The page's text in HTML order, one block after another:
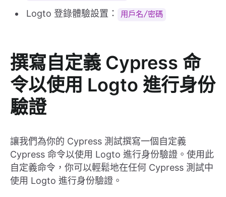
Logto 登錄體驗設置： 用戶名/密碼
撰寫自定義 Cypress 命
令以使用 Logto 進行身份
驗證
讓我們為你的 Cypress 測試撰寫一個自定義
Cypress 命令以使用 Logto 進行身份驗證。使用此
自定義命令，你可以輕鬆地在任何 Cypress 測試中
使用 Logto 進行身份驗證。